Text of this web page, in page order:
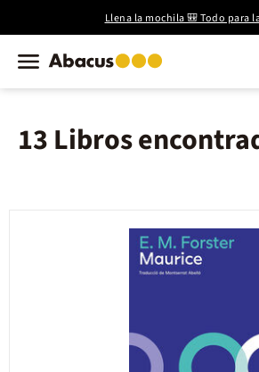
Llena la mochila 🎒 Todo para
13 Libros